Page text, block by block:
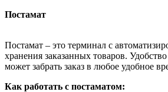
Постамат
Постамат – это терминал с
хранения заказанных товаров.
может забрать заказ в любое удобное
Как работать с постаматом: